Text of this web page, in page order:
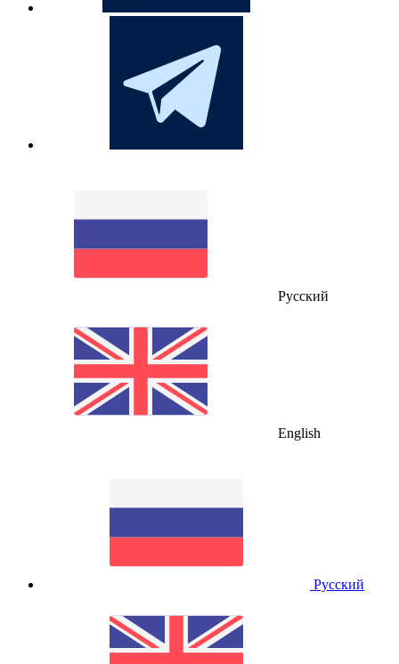
Русский
English
Русский